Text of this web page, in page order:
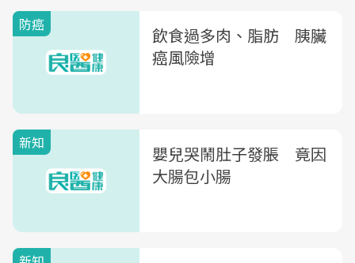
防癌
飲食過多肉、脂肪 胰臟
癌風險增
新知
嬰兒哭鬧肚子發脹 竟因
大腸包小腸